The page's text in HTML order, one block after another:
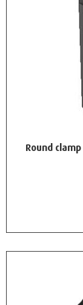
Round